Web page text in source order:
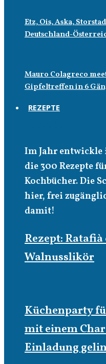
Etz, Ois, Aska,
Deutschland-
Mauro Colagreco
Gipfeltreffen in 6
REZEPTE
Im Jahr
die 300 Rezepte
Kochbücher. Die
hier, frei
damit!
Rezept:
Walnusslikör
Küchenparty
mit einem
Einladung